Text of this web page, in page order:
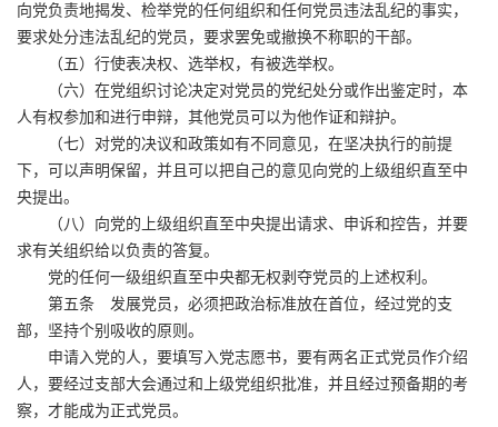
向党负责地揭发、检举党的任何组织和任何党员违法乱纪的事实，
要求处分违法乱纪的党员，要求罢免或撤换不称职的干部。
（五）行使表决权、选举权，有被选举权。
（六）在党组织讨论决定对党员的党纪处分或作出鉴定时，本
人有权参加和进行申辩，其他党员可以为他作证和辩护。
（七）对党的决议和政策如有不同意见，在坚决执行的前提
下，可以声明保留，并且可以把自己的意见向党的上级组织直至中
央提出。
（八）向党的上级组织直至中央提出请求、申诉和控告，并要
求有关组织给以负责的答复。
党的任何一级组织直至中央都无权剥夺党员的上述权利。
第五条 发展党员，必须把政治标准放在首位，经过党的支
部，坚持个别吸收的原则。
申请入党的人，要填写入党志愿书，要有两名正式党员作介绍
人，要经过支部大会通过和上级党组织批准，并且经过预备期的考
察，才能成为正式党员。